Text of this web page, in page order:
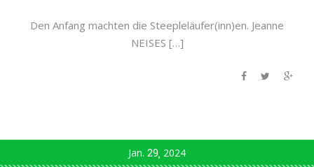
Den Anfang machten die Steepleläufer(inn)en. Jeanne
NEISES […]
Jan. 29 2024